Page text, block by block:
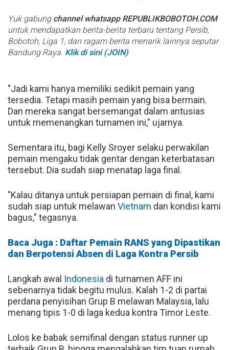
Yuk gabung channel whatsapp REPUBLIKBOBOTOH.COM
untuk mendapatkan berita-berita terbaru tentang Persib,
Bobotoh, Liga 1, dan ragam berita menarik lainnya seputar
Bandung Raya. Klik di sini (JOIN)
"Jadi kami hanya memiliki sedikit pemain yang
tersedia. Tetapi masih pemain yang bisa bermain.
Dan mereka sangat bersemangat dalam antusias
untuk memenangkan turnamen ini," ujarnya.
Sementara itu, bagi Kelly Sroyer selaku perwakilan
pemain mengaku tidak gentar dengan keterbatasan
tersebut. Dia sudah siap menatap laga final.
"Kalau ditanya untuk persiapan pemain di final, kami
sudah siap untuk melawan Vietnam dan kondisi kami
bagus," tegasnya.
Baca Juga : Daftar Pemain RANS yang Dipastikan
dan Berpotensi Absen di Laga Kontra Persib
Langkah awal Indonesia di turnamen AFF ini
sebenarnya tidak begitu mulus. Kalah 1-2 di partai
perdana penyisihan Grup B melawan Malaysia, lalu
menang tipis 1-0 di laga kedua kontra Timor Leste.
Lolos ke babak semifinal dengan status runner up